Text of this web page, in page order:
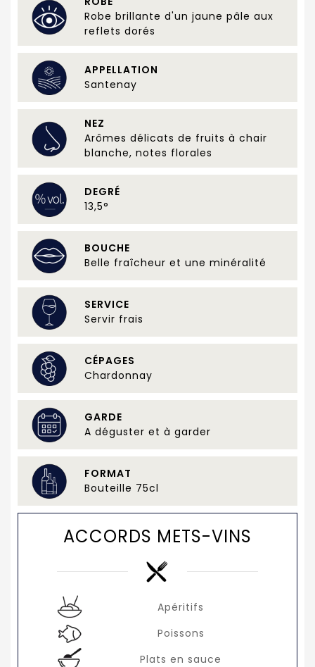
Robe brillante d'un jaune pâle aux
reflets dorés
APPELLATION
Santenay
NEZ
Arômes délicats de fruits à chair
blanche, notes florales
DEGRÉ
13,5°
BOUCHE
Belle fraîcheur et une minéralité
SERVICE
Servir frais
CÉPAGES
Chardonnay
GARDE
A déguster et à garder
FORMAT
Bouteille 75cl
ACCORDS METS-VINS
Apéritifs
Poissons
Plats en sauce